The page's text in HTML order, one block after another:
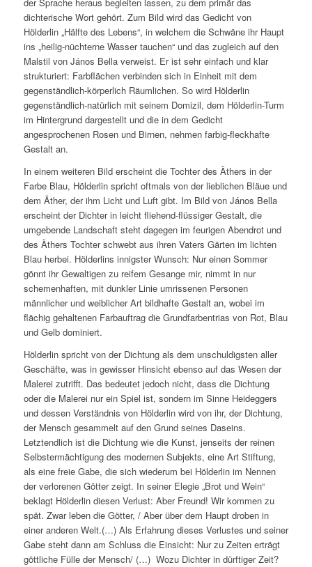
dichterische Wort gehört. Zum Bild wird das Gedicht von
Hölderlin „Hälfte des Lebens“, in welchem die Schwäne ihr Haupt
ins „heilig-nüchterne Wasser tauchen“ und das zugleich auf den
Malstil von János Bella verweist. Er ist sehr einfach und klar
strukturiert: Farbflächen verbinden sich in Einheit mit dem
gegenständlich-körperlich Räumlichen. So wird Hölderlin
gegenständlich-natürlich mit seinem Domizil, dem Hölderlin-Turm
im Hintergrund dargestellt und die in dem Gedicht
angesprochenen Rosen und Birnen, nehmen farbig-fleckhafte
Gestalt an.
In einem weiteren Bild erscheint die Tochter des Äthers in der
Farbe Blau, Hölderlin spricht oftmals von der lieblichen Bläue und
dem Äther, der ihm Licht und Luft gibt. Im Bild von János Bella
erscheint der Dichter in leicht fliehend-flüssiger Gestalt, die
umgebende Landschaft steht dagegen im feurigen Abendrot und
des Äthers Tochter schwebt aus ihren Vaters Gärten im lichten
Blau herbei. Hölderlins innigster Wunsch: Nur einen Sommer
gönnt ihr Gewaltigen zu reifem Gesange mir, nimmt in nur
schemenhaften, mit dunkler Linie umrissenen Personen
männlicher und weiblicher Art bildhafte Gestalt an, wobei im
flächig gehaltenen Farbauftrag die Grundfarbentrias von Rot, Blau
und Gelb dominiert.
Hölderlin spricht von der Dichtung als dem unschuldigsten aller
Geschäfte, was in gewisser Hinsicht ebenso auf das Wesen der
Malerei zutrifft. Das bedeutet jedoch nicht, dass die Dichtung
oder die Malerei nur ein Spiel ist, sondern im Sinne Heideggers
und dessen Verständnis von Hölderlin wird von ihr, der Dichtung,
der Mensch gesammelt auf den Grund seines Daseins.
Letztendlich ist die Dichtung wie die Kunst, jenseits der reinen
Selbstermächtigung des modernen Subjekts, eine Art Stiftung,
als eine freie Gabe, die sich wiederum bei Hölderlin im Nennen
der verlorenen Götter zeigt. In seiner Elegie „Brot und Wein“
beklagt Hölderlin diesen Verlust: Aber Freund! Wir kommen zu
spät. Zwar leben die Götter, / Aber über dem Haupt droben in
einer anderen Welt.(…) Als Erfahrung dieses Verlustes und seiner
Gabe steht dann am Schluss die Einsicht: Nur zu Zeiten erträgt
göttliche Fülle der Mensch/ (…) Wozu Dichter in dürftiger Zeit?